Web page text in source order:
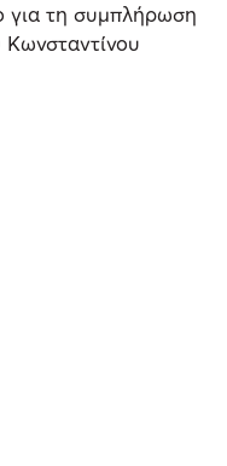
για τη συμπλήρωση